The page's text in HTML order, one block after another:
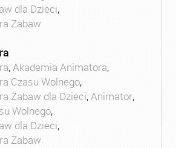
dla Dzieci,
Zabaw
,Akademia Animatora,
Czasu Wolnego,
Zabaw dla Dzieci,Animator,
Wolnego,
dla Dzieci,
Zabaw